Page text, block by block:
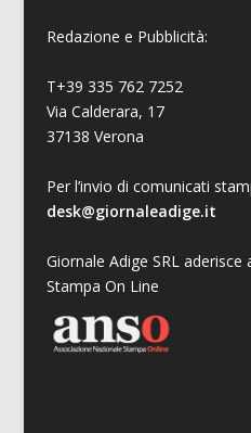
Redazione e Pubblicità:
T+39 335 762 7252
Via Calderara, 17
37138 Verona
Per l’invio di comunicati
desk@giornaleadige.it
Giornale Adige SRL
Stampa On Line